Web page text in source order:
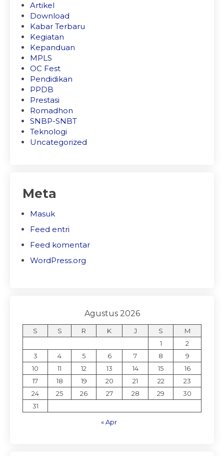
Artikel
Download
Kabar Terbaru
Kegiatan
Kepanduan
MPLS
OC Fest
Pendidikan
PPDB
Prestasi
Romadhon
SNBP-SNBT
Teknologi
Uncategorized
Meta
Masuk
Feed entri
Feed komentar
WordPress.org
Agustus 2026
S S R K J S
M
1
2
3
4 5 6 7 8
9
10
11 12 13 14 15
16
17
18 19 20 21 22
23
24
25 26 27 28 29
30
31
« Apr